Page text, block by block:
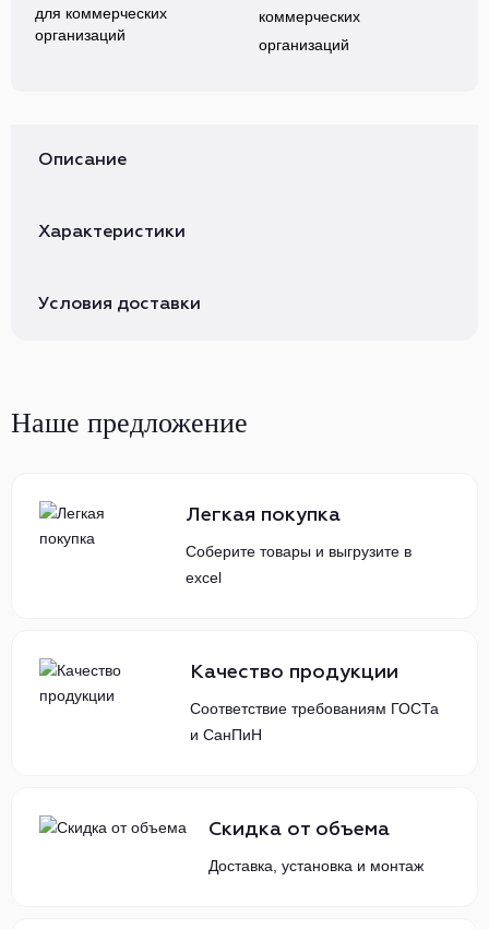
коммерческих
организаций
Описание
Характеристики
Условия доставки
Наше предложение
Легкая покупка
Соберите товары и выгрузите в
excel
Качество продукции
Соответствие требованиям ГОСТа
и СанПиН
Скидка от объема
Доставка, установка и монтаж